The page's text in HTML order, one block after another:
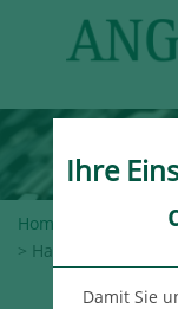
Home
> Hamburger
Ihre
Damit Sie